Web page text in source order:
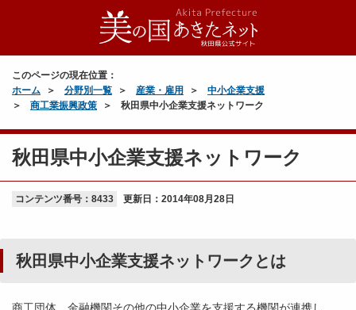
このページの現在位置：
ホーム
分野別一覧 産業・雇用
中小企業支援
商工業振興政策
秋田県中小企業支援ネットワーク
秋田県中小企業支援ネットワーク
コンテンツ番号：8433 更新日： 2014年08月28日
秋田県中小企業支援ネットワークとは